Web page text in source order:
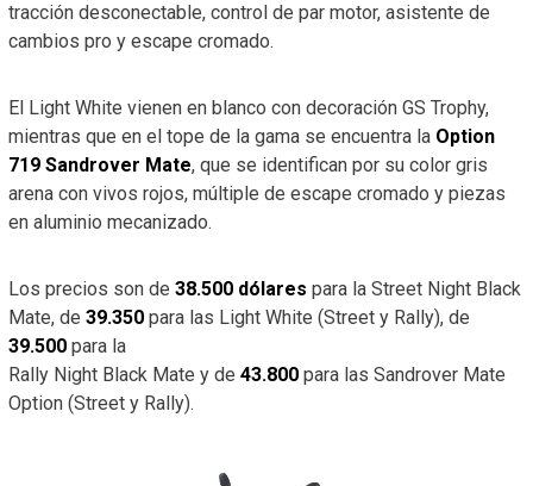
tracción desconectable, control de par motor, asistente de
cambios pro y escape cromado.
El Light White vienen en blanco con decoración GS Trophy,
mientras que en el tope de la gama se encuentra la Option
719 Sandrover Mate, que se identifican por su color gris
arena con vivos rojos, múltiple de escape cromado y piezas
en aluminio mecanizado.
Los precios son de 38.500 dólares para la Street Night Black
Mate, de 39.350para las Light White (Street y Rally), de
39.500para la
Rally Night Black Mate y de 43.800para las Sandrover Mate
Option (Street y Rally).